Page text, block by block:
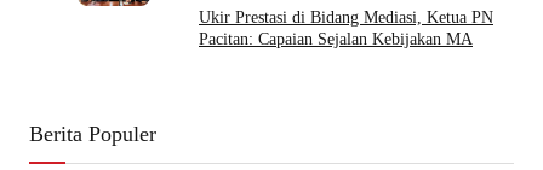
Ukir Prestasi di Bidang Mediasi, Ketua PN
Pacitan: Capaian Sejalan Kebijakan MA
Berita Populer